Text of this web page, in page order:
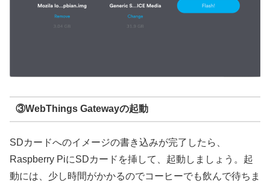
③WebThings Gatewayの起動
SDカードへのイメージの書き込みが完了したら、
Raspberry PiにSDカードを挿して、起動しましょう。起
動には、少し時間がかかるのでコーヒーでも飲んで待ちま